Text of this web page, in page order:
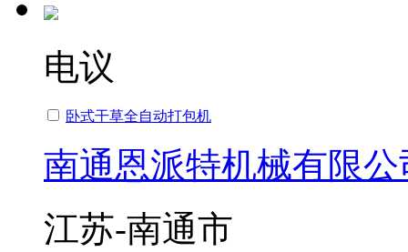
电议
卧式干草全自动打包机
南通恩派特机械有限公
江苏-南通市